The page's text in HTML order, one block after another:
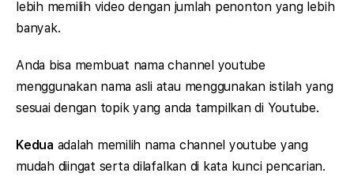
lebih memilih video dengan jumlah penonton yang lebih
banyak.
Anda bisa membuat nama channel youtube
menggunakan nama asli atau menggunakan istilah yang
sesuai dengan topik yang anda tampilkan di Youtube.
Kedua adalah memilih nama channel youtube yang
mudah diingat serta dilafalkan di kata kunci pencarian.